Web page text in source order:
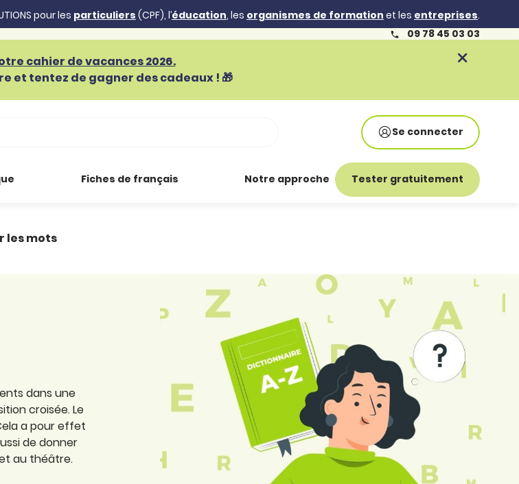
pour les particuliers (CPF), l’éducation, les organismes de formation et les entreprises.
09 78 45 03 03
cahier de vacances 2026.
et tentez de gagner des cadeaux ! 🎁
Se connecter
Fiches de français Notre approche Tester gratuitement
les mots
dans une
croisée. Le
a pour effet
de donner
au théâtre.